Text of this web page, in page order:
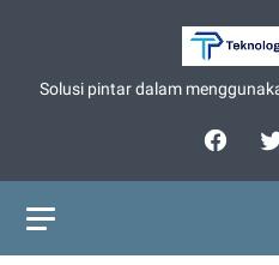
Solusi pintar dalam